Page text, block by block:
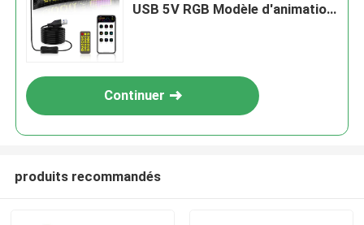
USB 5V RGB Modèle d'animation
Continuer
produits recommandés